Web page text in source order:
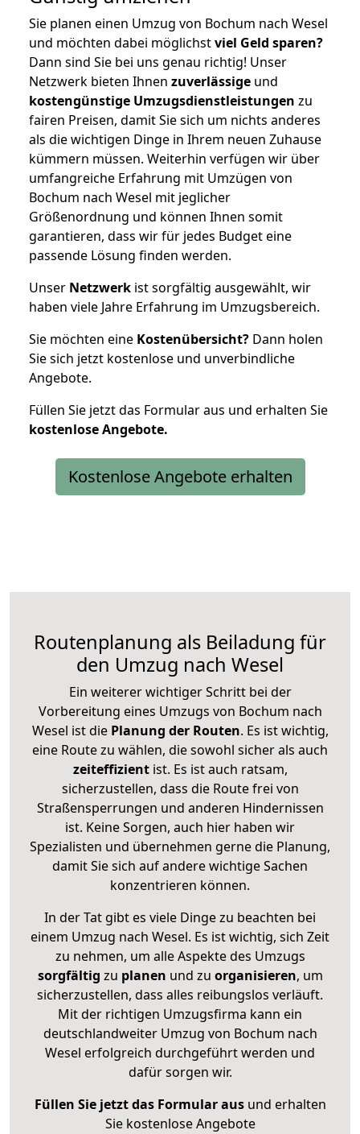
Sie planen einen Umzug von Bochum nach Wesel
und möchten dabei möglichstviel Geld sparen?
Dann sind Sie bei uns genau richtig! Unser
Netzwerk bieten Ihnen zuverlässige und
kostengünstige Umzugsdienstleistungen zu
fairen Preisen, damit Sie sich um nichts anderes
als die wichtigen Dinge in Ihrem neuen Zuhause
kümmern müssen. Weiterhin verfügen wir über
umfangreiche Erfahrung mit Umzügen von
Bochum nach Wesel mit jeglicher
Größenordnung und können Ihnen somit
garantieren, dass wir für jedes Budget eine
passende Lösung finden werden.
Unser Netzwerk ist sorgfältig ausgewählt, wir
haben viele Jahre Erfahrung im Umzugsbereich.
Sie möchten eine Kostenübersicht? Dann holen
Sie sich jetzt kostenlose und unverbindliche
Angebote.
Füllen Sie jetzt das Formular aus und erhalten Sie
kostenloseAngebote.
Kostenlose Angebote erhalten
Routenplanung als Beiladung für
den Umzug nach Wesel
Ein weiterer wichtiger Schritt bei der
Vorbereitung eines Umzugs von Bochum nach
Wesel ist diePlanung der Routen. Es ist wichtig,
eine Route zu wählen, die sowohl sicher als auch
zeiteffizientist. Es ist auch ratsam,
sicherzustellen, dass die Route frei von
Straßensperrungen und anderen Hindernissen
ist. Keine Sorgen, auch hier haben wir
Spezialisten und übernehmen gerne die Planung,
damit Sie sich auf andere wichtige Sachen
konzentrieren können.
In der Tat gibt es viele Dinge zu beachten bei
einem Umzug nach Wesel. Es ist wichtig, sich Zeit
zu nehmen, um alle Aspekte des Umzugs
sorgfältig zu planen und zu organisieren, um
sicherzustellen, dass alles reibungslos verläuft.
Mit der richtigen Umzugsfirma kann ein
deutschlandweiter Umzug von Bochum nach
Wesel erfolgreich durchgeführt werden und
dafür sorgen wir.
Füllen Sie jetzt das Formular ausund erhalten
Sie kostenlose Angebote